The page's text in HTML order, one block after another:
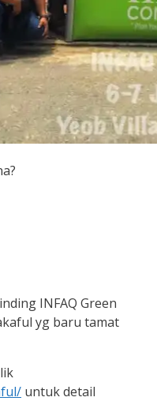
INFAQ Green
yg baru tamat
untuk detail